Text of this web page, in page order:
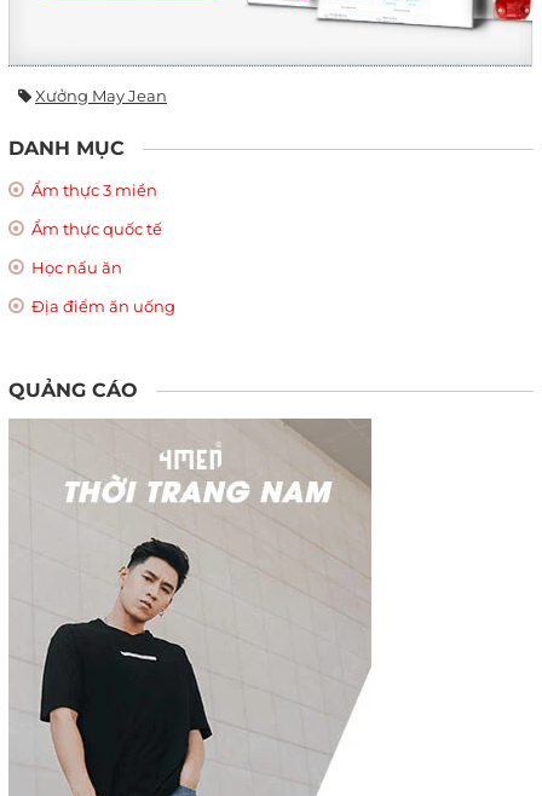
Xưởng May Jean
DANH MỤC
Ẩm thực 3 miền
Ẩm thực quốc tế
Học nấu ăn
Địa điểm ăn uống
QUẢNG CÁO